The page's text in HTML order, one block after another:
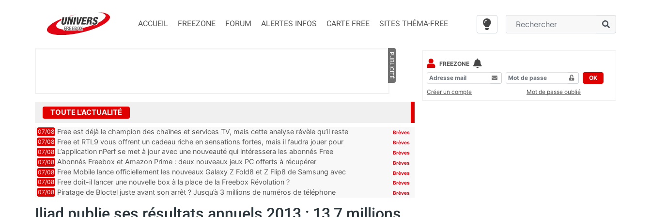
ACCUEIL FREEZONE FORUM ALERTES INFOS CARTE FREE SITES THÉMA-FREE
PUBLICITÉ
TOUTE L'ACTUALITÉ
07/08 Free est déjà le champion des chaînes et services TV, mais cette analyse révèle qu’il reste
encore au moin...
Brèves
07/08 Free et RTL9 vous offrent un cadeau riche en sensations fortes, mais il faudra jouer pour
l’obtenir
Brèves
07/08 L’application nPerf se met à jour avec une nouveauté qui intéressera les abonnés Free
Mobile, Orange, SFR ...
Brèves
07/08 Abonnés Freebox et Amazon Prime : deux nouveaux jeux PC offerts à récupérer Brèves
07/08 Free Mobile lance officiellement les nouveaux Galaxy Z Fold8 et Z Flip8 de Samsung avec
des promos et des cadeaux
Brèves
07/08 Free doit-il lancer une nouvelle box à la place de la Freebox Révolution ? Brèves
07/08 Piratage de Bloctel juste avant son arrêt ? Jusqu’à 3 millions de numéros de téléphone
Brèves
FREEZONE
OK
Créer un compte
Mot de passe oublié